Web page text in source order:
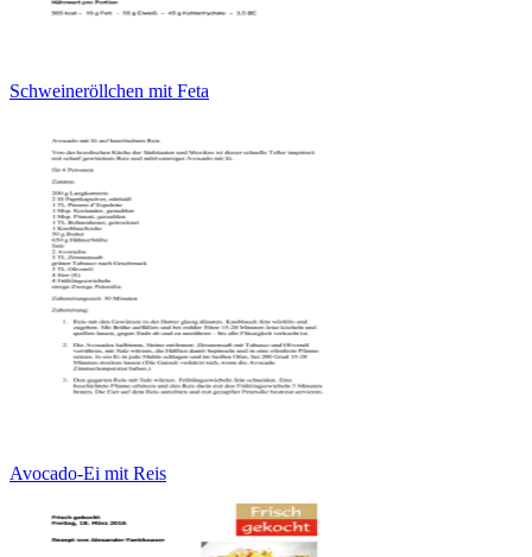
Schweineröllchen mit Feta
Avocado-Ei mit Reis